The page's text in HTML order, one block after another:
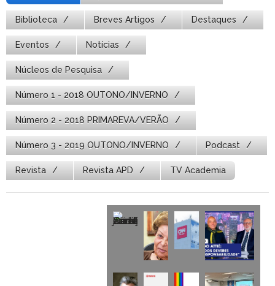
Biblioteca Breves Artigos Destaques
Eventos Notícias
Núcleos de Pesquisa
Número 1 - 2018 OUTONO/INVERNO
Número 2 - 2018 PRIMAREVA/VERÃO
Número 3 - 2019 OUTONO/INVERNO Podcast
Revista Revista APD TV Academia